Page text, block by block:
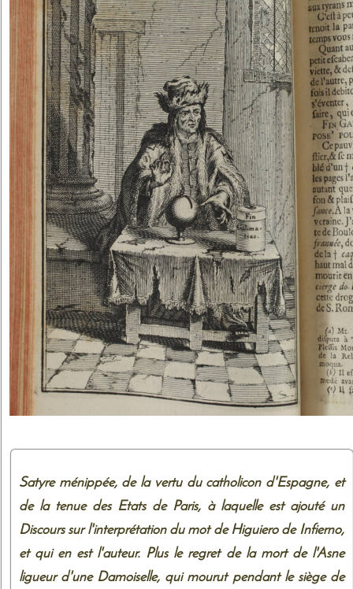
Satyre ménippée, de la vertu du catholicon d'Espagne, et
de la tenue des Etats de Paris, à laquelle est ajouté un
Discours sur l'interprétation du mot de Higuiero de Infierno,
et qui en est l'auteur. Plus le regret de la mort de l'Asne
ligueur d'une Damoiselle, qui mourut pendant le siège de